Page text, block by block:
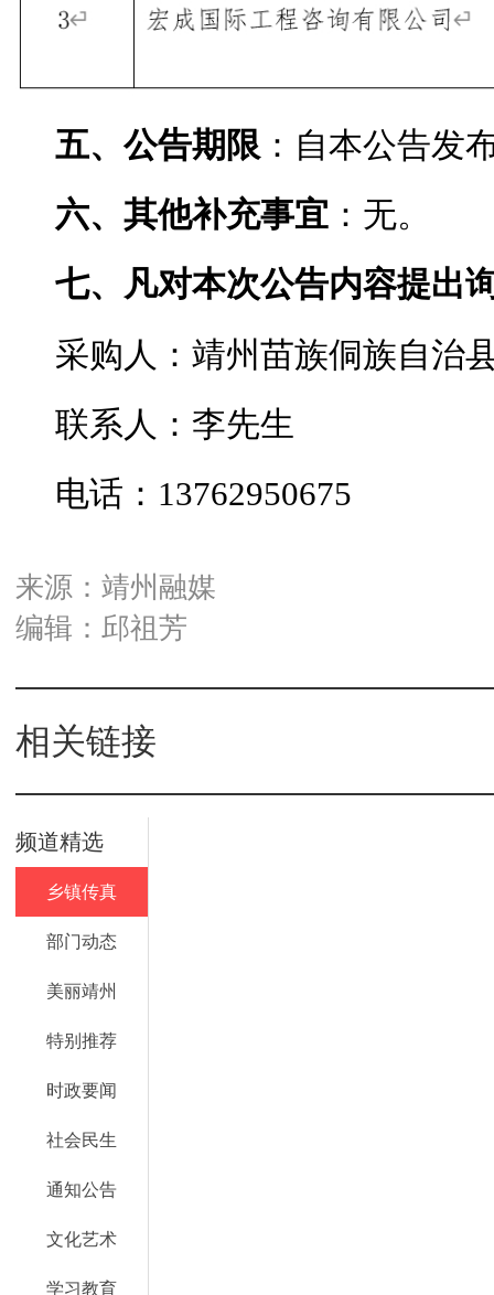
五、公告期限：自本公告发
六、其他补充事宜：无。
七、凡对本次公告内容提出
采购人：靖州苗族侗族自治
联系人：李先生
电话：13762950675
来源：靖州融媒
编辑：邱祖芳
相关链接
频道精选
乡镇传真
部门动态
美丽靖州
特别推荐
时政要闻
社会民生
通知公告
文化艺术
学习教育